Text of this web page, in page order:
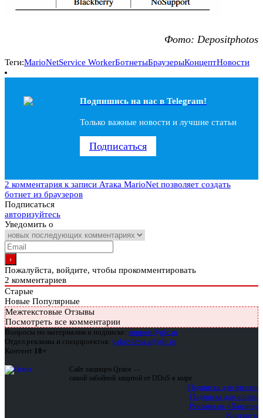
Фото: Depositphotos
Теги:MarioNetService WorkerБотнетыБраузерыКонцептНовости
Подпишись на наc в Telegram!
Только важные новости и лучшие статьи
Подписаться
2 комментария к записи Атака MarioNet позволяет создать
ботнет из браузеров
Подписаться
авторизуйтесь
Уведомить о
Пожалуйста, войдите, чтобы прокомментировать
2 комментариев
Старые
Новые Популярные
Межтекстовые Отзывы
Посмотреть все комментарии
Вопросы по материалам и подписке: support@glc.ru
Отдел рекламы и спецпроектов: yakovleva.a@glc.ru
Контент 18+
Сайт защищен Qrator —
самой забойной защитой от DDoS в мире
Подписка для физлиц
Подписка для юрлиц
Реклама на «Хакере»
Контакты